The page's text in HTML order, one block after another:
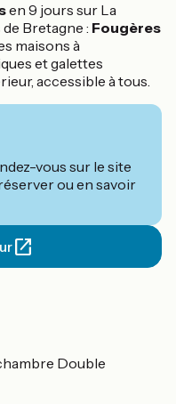
en 9 jours sur La
de Bretagne : Fougères
maisons à
et galettes
accessible à tous.
vous sur le site
ou en savoir
Double